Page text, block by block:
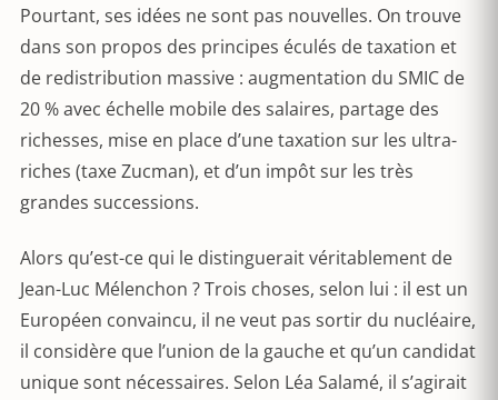
Pourtant, ses idées ne sont pas nouvelles. On trouve
dans son propos des principes éculés de taxation et
de redistribution massive : augmentation du SMIC de
20 % avec échelle mobile des salaires, partage des
richesses, mise en place d’une taxation sur les ultra-
riches (taxe Zucman), et d’un impôt sur les très
grandes successions.
Alors qu’est-ce qui le distinguerait véritablement de
Jean-Luc Mélenchon ? Trois choses, selon lui : il est un
Européen convaincu, il ne veut pas sortir du nucléaire,
il considère que l’union de la gauche et qu’un candidat
unique sont nécessaires. Selon Léa Salamé, il s’agirait